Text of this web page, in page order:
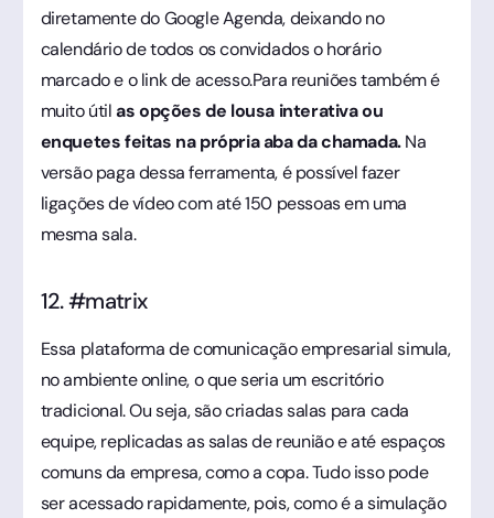
diretamente do Google Agenda, deixando no
calendário de todos os convidados o horário
marcado e o link de acesso.Para reuniões também é
muito útilas opções de lousa interativa ou
enquetes feitas na própria aba da chamada.Na
versão paga dessa ferramenta, é possível fazer
ligações de vídeo com até 150 pessoas em uma
mesma sala.
12. #matrix
Essa plataforma de comunicação empresarial simula,
no ambiente online, o que seria um escritório
tradicional. Ou seja, são criadas salas para cada
equipe, replicadas as salas de reunião e até espaços
comuns da empresa, como a copa. Tudo isso pode
ser acessado rapidamente, pois, como é a simulação